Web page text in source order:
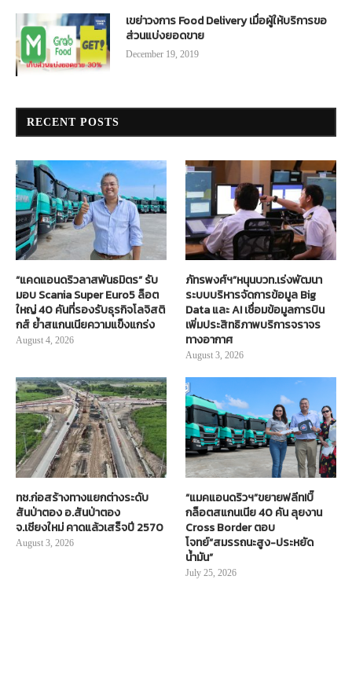
เขย่าวงการ Food Delivery เมื่อผู้ให้บริการขอ
ส่วนแบ่งยอดขาย
December 19, 2019
RECENT POSTS
“แคดแอนดริวลาสพันธมิตร” รับ
มอบ Scania Super Euro5 ล็อต
ใหญ่ 40 คันที่รองรับธุรกิจโลจิสติ
กส์ ย้ำสแกนเนียความแข็งแกร่ง
August 4, 2026
ภัทรพงศ์ฯ”หนุนบวท.เร่งพัฒนา
ระบบบริหารจัดการข้อมูล Big
Data และ AI เชื่อมข้อมูลการบิน
เพิ่มประสิทธิภาพบริการจราจร
ทางอากาศ
August 3, 2026
ทช.ก่อสร้างทางแยกต่างระดับ
สันป่าตอง อ.สันป่าตอง
จ.เชียงใหม่ คาดแล้วเสร็จปี 2570
August 3, 2026
“แมคแอนดริวฯ”ขยายฟลีท!บิ๊
กล็อตสแกนเนีย 40 คัน ลุยงาน
Cross Border ตอบ
โจทย์“สมรรถนะสูง-ประหยัด
น้ำมัน”
July 25, 2026